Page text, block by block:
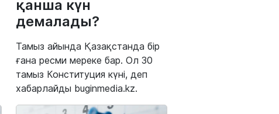
қанша күн
демалады?
Тамыз айында Қазақстанда бір
ғана ресми мереке бар. Ол 30
тамыз Конституция күні, деп
хабарлайды buginmedia.kz.